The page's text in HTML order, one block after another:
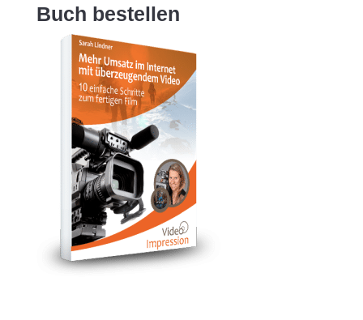
Buch bestellen